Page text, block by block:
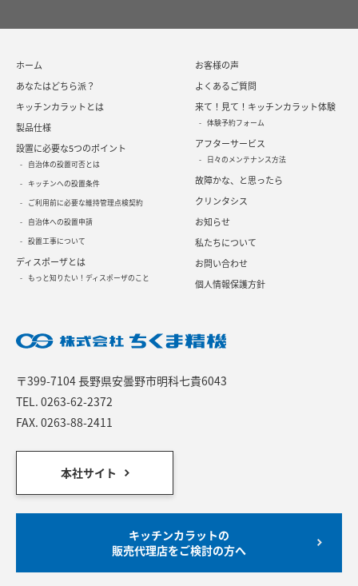
ホーム
あなたはどちら派？
キッチンカラットとは
製品仕様
設置に必要な5つのポイント
自治体の設置可否とは
キッチンへの設置条件
ご利用前に必要な維持管理点検契約
自治体への設置申請
設置工事について
ディスポーザとは
もっと知りたい！ディスポーザのこと
お客様の声
よくあるご質問
来て！見て！キッチンカラット体験
体験予約フォーム
アフターサービス
日々のメンテナンス方法
故障かな、と思ったら
クリンタシス
お知らせ
私たちについて
お問い合わせ
個人情報保護方針
〒399-7104 長野県安曇野市明科七貴6043
TEL. 0263-62-2372
FAX. 0263-88-2411
本社サイト
キッチンカラットの
販売代理店をご検討の方へ